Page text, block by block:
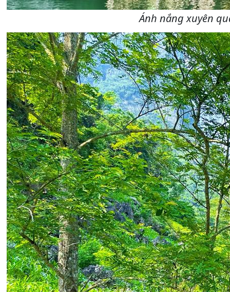
Ánh nắng xuyên